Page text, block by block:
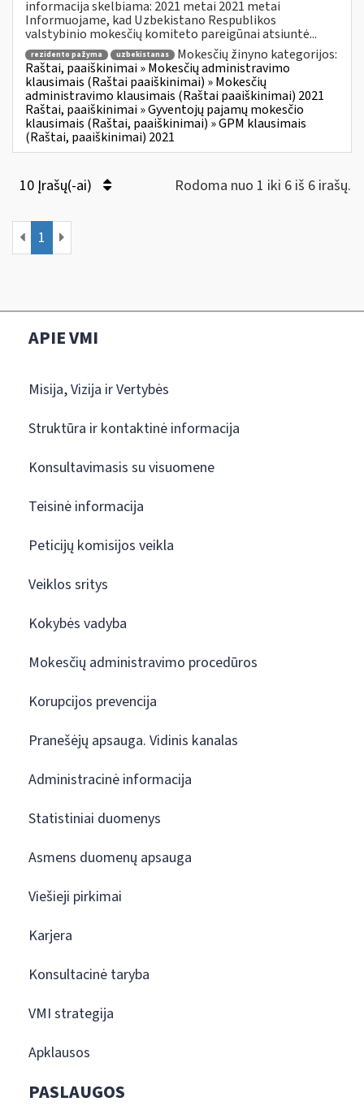
informacija skelbiama: 2021 metai 2021 metai
Informuojame, kad Uzbekistano Respublikos
valstybinio mokesčių komiteto pareigūnai atsiuntė...
rezidento pažyma uzbekistanas
Mokesčių žinyno kategorijos:
Raštai, paaiškinimai » Mokesčių administravimo
klausimais (Raštai paaiškinimai) » Mokesčių
administravimo klausimais (Raštai paaiškinimai) 2021
Raštai, paaiškinimai » Gyventojų pajamų mokesčio
klausimais (Raštai, paaiškinimai) » GPM klausimais
(Raštai, paaiškinimai) 2021
10 Įrašų(-ai) Rodoma nuo 1 iki 6 iš 6 irašų.
1
APIE VMI
Misija, Vizija ir Vertybės
Struktūra ir kontaktinė informacija
Konsultavimasis su visuomene
Teisinė informacija
Peticijų komisijos veikla
Veiklos sritys
Kokybės vadyba
Mokesčių administravimo procedūros
Korupcijos prevencija
Pranešėjų apsauga. Vidinis kanalas
Administracinė informacija
Statistiniai duomenys
Asmens duomenų apsauga
Viešieji pirkimai
Karjera
Konsultacinė taryba
VMI strategija
Apklausos
PASLAUGOS